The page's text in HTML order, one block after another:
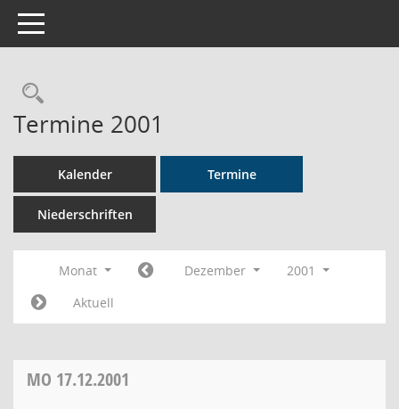
Toggle navigation
Rechercheauswahl
Termine 2001
Kalender Termine
Niederschriften
Monat Dezember
2001
Aktuell
MO 17.12.2001